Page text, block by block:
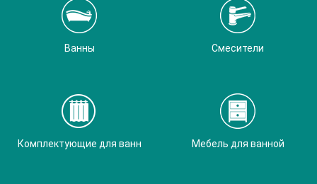
Ванны Смесители
Комплектующие для ванн Мебель для ванной